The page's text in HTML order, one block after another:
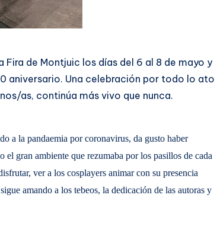
Fira de Montjuic los días del 6 al 8 de mayo y
aniversario. Una celebración por todo lo ato
as, continúa más vivo que nunca.
a la pandaemia por coronavirus, da gusto haber
gran ambiente que rezumaba por los pasillos de cada
ver a los cosplayers animar con su presencia
amando a los tebeos, la dedicación de las autoras y